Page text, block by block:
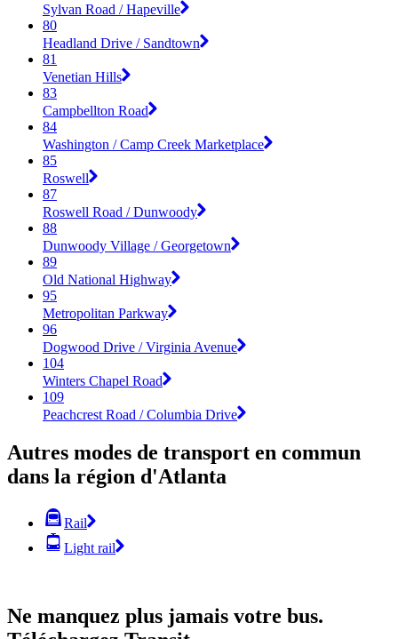
Sylvan Road / Hapeville
80
Headland Drive / Sandtown
81
Venetian Hills
83
Campbellton Road
84
Washington / Camp Creek Marketplace
85
Roswell
87
Roswell Road / Dunwoody
88
Dunwoody Village / Georgetown
89
Old National Highway
95
Metropolitan Parkway
96
Dogwood Drive / Virginia Avenue
104
Winters Chapel Road
109
Peachcrest Road / Columbia Drive
Autres modes de transport en commun
dans la région d'Atlanta
Rail
Light rail
Ne manquez plus jamais votre bus.